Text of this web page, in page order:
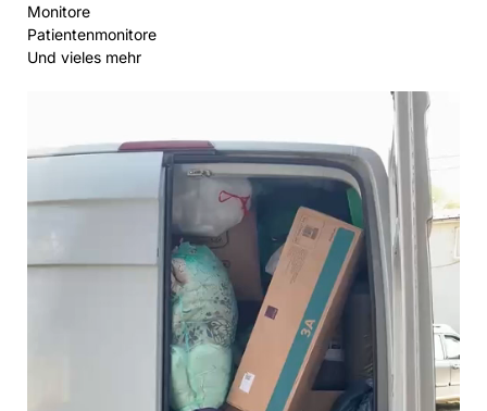
Monitore
Patientenmonitore
Und vieles mehr